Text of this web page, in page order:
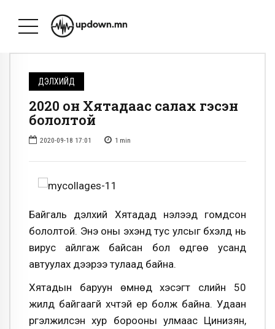
ДЭЛХИЙД
2020 он Хятадаас салах гэсэн
бололтой
2020-09-18 17:01 1 min
Байгаль дэлхий Хятадад нэлээд гомдсон
бололтой. Энэ оны эхэнд тус улсыг бүхэлд нь
вирус айлгаж байсан бол өдгөө усанд
автуулах дээрээ тулаад байна.
Хятадын баруун өмнөд хэсэгт сүүлийн 50
жилд байгаагүй хүчтэй үер болж байна. Удаан
үргэлжилсэн хур борооны улмаас Цинизян,